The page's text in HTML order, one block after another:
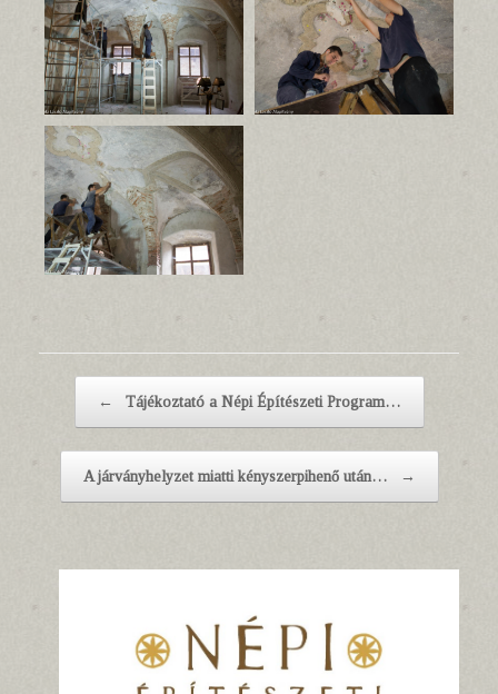
←
Tájékoztató a Népi Építészeti Program…
A járványhelyzet miatti kényszerpihenő után… →